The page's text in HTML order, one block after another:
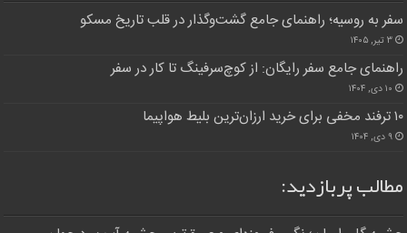
سفر به روسیه؛ راهنمای جامع گشت‌وگذار در قلب تاریخ مسکو
۳ تیر, ۱۴۰۵
راهنمای جامع سفر رایگان: از کوچ‌سرفینگ تا کار در سفر
۱۰ دی, ۱۴۰۴
۱۰ ترفند مخفی برای خرید ارزان‌ترین بلیط هواپیما
۹ دی, ۱۴۰۴
مطالب پربازدید: